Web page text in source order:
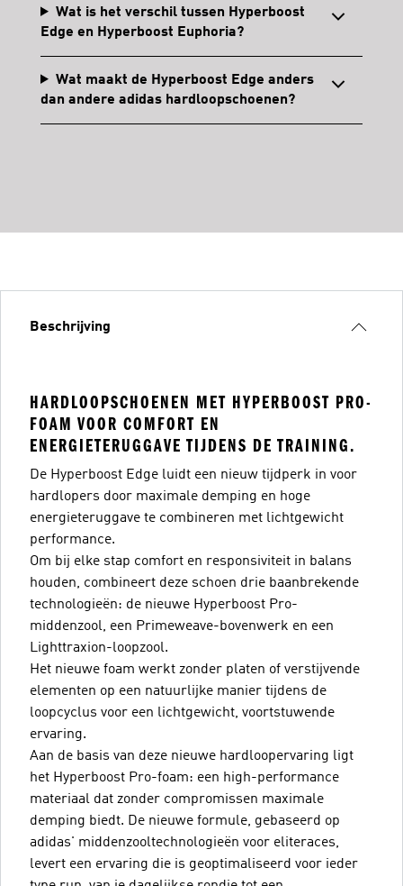
Wat is het verschil tussen Hyperboost
Edge en Hyperboost Euphoria?
Wat maakt de Hyperboost Edge anders
dan andere adidas hardloopschoenen?
Beschrijving
HARDLOOPSCHOENEN MET HYPERBOOST PRO-
FOAM VOOR COMFORT EN
ENERGIETERUGGAVE TIJDENS DE TRAINING.
De Hyperboost Edge luidt een nieuw tijdperk in voor
hardlopers door maximale demping en hoge
energieteruggave te combineren met lichtgewicht
performance.
Om bij elke stap comfort en responsiviteit in balans
houden, combineert deze schoen drie baanbrekende
technologieën: de nieuwe Hyperboost Pro-
middenzool, een Primeweave-bovenwerk en een
Lighttraxion-loopzool.
Het nieuwe foam werkt zonder platen of verstijvende
elementen op een natuurlijke manier tijdens de
loopcyclus voor een lichtgewicht, voortstuwende
ervaring.
Aan de basis van deze nieuwe hardloopervaring ligt
het Hyperboost Pro-foam: een high-performance
materiaal dat zonder compromissen maximale
demping biedt. De nieuwe formule, gebaseerd op
adidas' middenzooltechnologieën voor eliteraces,
levert een ervaring die is geoptimaliseerd voor ieder